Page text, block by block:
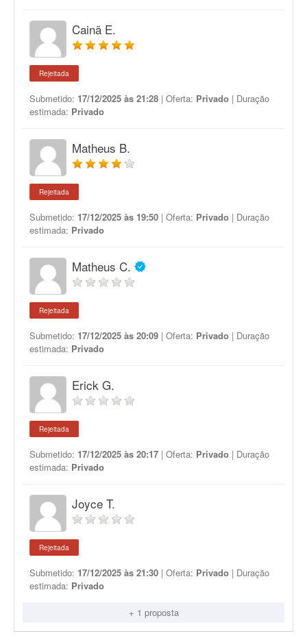
Cainã E.
Rejeitada
Submetido: 17/12/2025 às 21:28 | Oferta: Privado | Duração
estimada: Privado
Matheus B.
Rejeitada
Submetido: 17/12/2025 às 19:50 | Oferta: Privado | Duração
estimada: Privado
Matheus C.
Rejeitada
Submetido: 17/12/2025 às 20:09 | Oferta: Privado | Duração
estimada: Privado
Erick G.
Rejeitada
Submetido: 17/12/2025 às 20:17 | Oferta: Privado | Duração
estimada: Privado
Joyce T.
Rejeitada
Submetido: 17/12/2025 às 21:30 | Oferta: Privado | Duração
estimada: Privado
+ 1 proposta